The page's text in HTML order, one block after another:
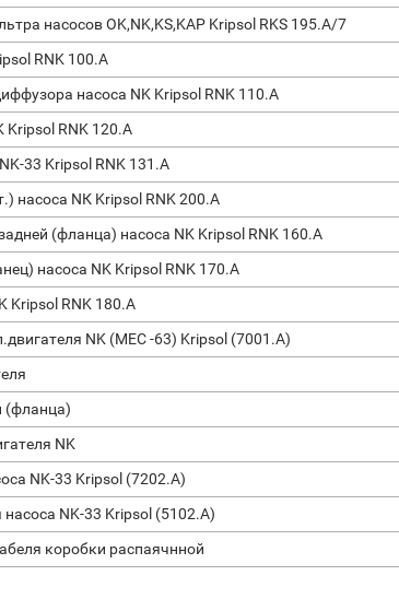
насосов OK,NK,KS,KAP Kripsol RKS 195.A/7
RNK 100.A
насоса NK Kripsol RNK 110.A
RNK 120.A
33 Kripsol RNK 131.A
насоса NК Kripsol RNK 200.A
(фланца) насоса NK Kripsol RNK 160.A
насоса NK Kripsol RNK 170.A
Kripsol RNK 180.A
NK (МЕС -63) Kripsol (7001.A)
(фланца)
NK
NK-33 Kripsol (7202.А)
насоса NK-33 Kripsol (5102.А)
коробки распаячнной